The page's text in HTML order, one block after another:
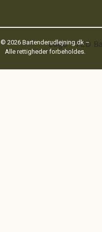
© 2026 Bartenderudlejning.dk –
Alle rettigheder forbeholdes.